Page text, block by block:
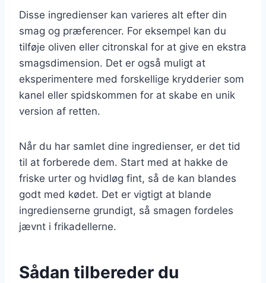
Disse ingredienser kan varieres alt efter din
smag og præferencer. For eksempel kan du
tilføje oliven eller citronskal for at give en ekstra
smagsdimension. Det er også muligt at
eksperimentere med forskellige krydderier som
kanel eller spidskommen for at skabe en unik
version af retten.
Når du har samlet dine ingredienser, er det tid
til at forberede dem. Start med at hakke de
friske urter og hvidløg fint, så de kan blandes
godt med kødet. Det er vigtigt at blande
ingredienserne grundigt, så smagen fordeles
jævnt i frikadellerne.
Sådan tilbereder du